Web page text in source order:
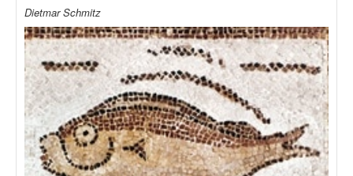
Dietmar Schmitz